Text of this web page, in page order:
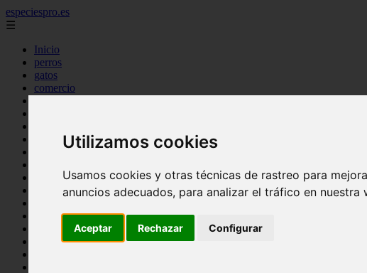
Utilizamos cookies
Usamos cookies y otras técnicas de rastreo para
anuncios adecuados, para analizar el tráfico en
Aceptar Rechazar Configurar
especiespro.es
☰
Inicio
perros
gatos
comercio
tenencia responsable
mantenimiento
bienestar
peque os mam feros
verano